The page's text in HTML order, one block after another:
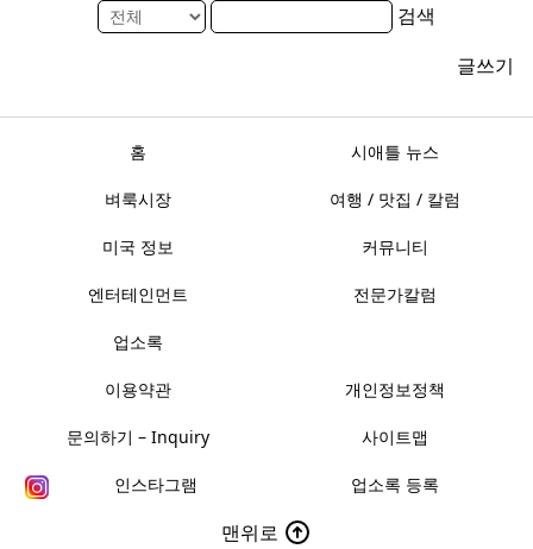
검색
글쓰기
홈 시애틀 뉴스
벼룩시장 여행 / 맛집 / 칼럼
미국 정보 커뮤니티
엔터테인먼트 전문가칼럼
업소록
이용약관 개인정보정책
문의하기 – Inquiry 사이트맵
인스타그램 업소록 등록
맨위로